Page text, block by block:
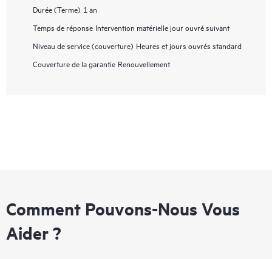
Durée (Terme) 1 an
Temps de réponse Intervention matérielle jour ouvré suivant
Niveau de service (couverture) Heures et jours ouvrés standard
Couverture de la garantie Renouvellement
Comment Pouvons-Nous Vous
Aider ?